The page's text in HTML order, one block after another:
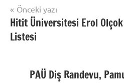
Uncategorized
Yazı
gezinmesi
Önceki yazı
Hitit Üniversitesi Erol Olçok
Listesi
PAÜ Diş Randevu,